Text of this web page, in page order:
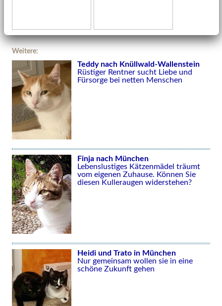
Weitere:
Teddy nach Knüllwald-Wallenstein
Rüstiger Rentner sucht Liebe und
Fürsorge bei netten Menschen
Finja nach München
Lebenslustiges Kätzenmädel träumt
vom eigenen Zuhause. Können Sie
diesen Kulleraugen widerstehen?
Heidi und Trato in München
Nur gemeinsam wollen sie in eine
schöne Zukunft gehen